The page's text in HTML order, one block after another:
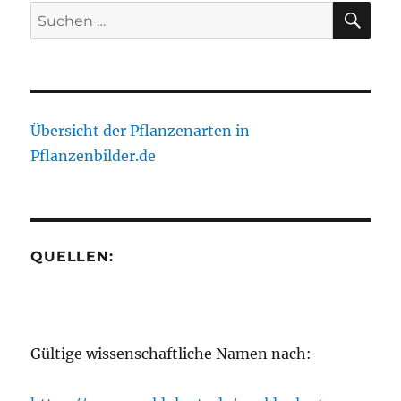
Suche
nach:
Übersicht der Pflanzenarten in
Pflanzenbilder.de
QUELLEN:
Gültige wissenschaftliche Namen nach: